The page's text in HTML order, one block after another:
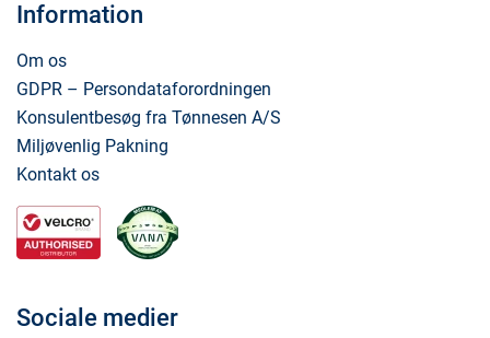
Information
Om os
GDPR – Persondataforordningen
Konsulentbesøg fra Tønnesen A/S
Miljøvenlig Pakning
Kontakt os
Sociale medier